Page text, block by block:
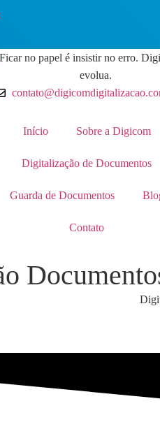
Ficar no papel é insistir no erro.
evolua.
Início Sobre a Digicom
Digitalização de Documentos
Guarda de Documentos
Contato